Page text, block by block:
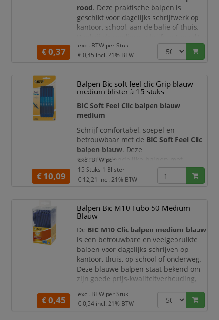
rood. Deze praktische balpen is
geschikt voor dagelijks schrijfwerk op
kantoor, school, aan de balie of thuis.
nette en goed leesbare notities,
correcties, markeringen, formulieren
De rode inkt valt goed op en is ideaal
voor het corrigeren, controleren en
accentueren van teks
€ 0,37
excl. BTW per Stuk
€ 0,45 incl. 21% BTW
Balpen Bic soft feel clic Grip blauw
medium blister à 15 stuks
BIC Soft Feel Clic balpen blauw
medium
Schrijf comfortabel, soepel en
betrouwbaar met de BIC Soft Feel Clic
balpen blauw. Deze
gebruiksvriendelijke balpen met
klikmechanisme is ideaal voor dagelijks
schrijfwerk op kantoor, school, aan de
duidelijk en verzorgd op standaard
papier.
De BIC Soft Feel Clic is ontwikkeld voor
extra schrijfcomfort. De zachte grip ligt
pr
€ 10,09
excl. BTW per
15 Stuks 1 Blister
€ 12,21 incl. 21% BTW
Balpen Bic M10 Tubo 50 Medium
Blauw
De BIC M10 Clic balpen medium blauw
is een betrouwbare en veelgebruikte
balpen voor dagelijks schrijven op
kantoor, thuis, op school of onderweg.
Deze blauwe balpen staat bekend om
zijn goede prijs-kwaliteitverhouding,
schrijfprestaties. Dankzij de medium
schrijfpunt is de pen geschikt voor
€ 0,45
excl. BTW per Stuk
€ 0,54 incl. 21% BTW